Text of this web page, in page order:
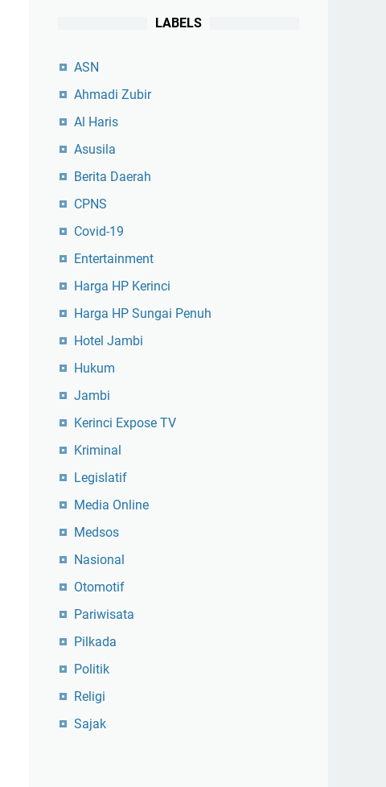
LABELS
ASN
Ahmadi Zubir
Al Haris
Asusila
Berita Daerah
CPNS
Covid-19
Entertainment
Harga HP Kerinci
Harga HP Sungai Penuh
Hotel Jambi
Hukum
Jambi
Kerinci Expose TV
Kriminal
Legislatif
Media Online
Medsos
Nasional
Otomotif
Pariwisata
Pilkada
Politik
Religi
Sajak